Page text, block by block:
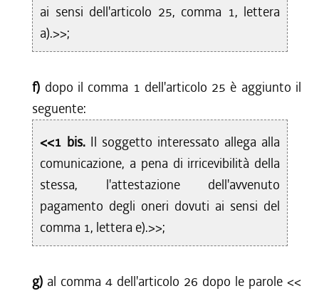
ai sensi dell'articolo 25, comma 1, lettera
a).>>;
f) dopo il comma 1 dell'articolo 25 è aggiunto il
seguente:
<<1 bis. Il soggetto interessato allega alla
comunicazione, a pena di irricevibilità della
stessa, l'attestazione dell'avvenuto
pagamento degli oneri dovuti ai sensi del
comma 1, lettera e).>>;
g) al comma 4 dell'articolo 26 dopo le parole <<